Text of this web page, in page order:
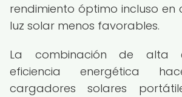
rendimiento óptimo incluso en
luz solar menos favorables.
La combinación de alta
eficiencia energética
cargadores solares